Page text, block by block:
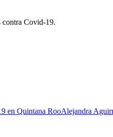
contra Covid-19.
en Quintana RooAlejandra